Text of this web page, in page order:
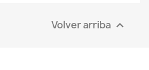
Volver arriba 